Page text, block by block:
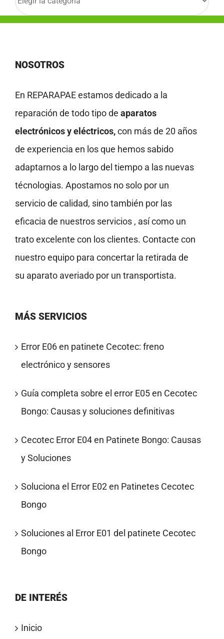
NOSOTROS
En REPARAPAE estamos dedicado a la
reparación de todo tipo de aparatos
electrónicos y eléctricos,con más de 20 años
de experiencia en los que hemos sabido
adaptarnos a lo largo del tiempo a las nuevas
técnologias. Apostamos no solo por un
servicio de calidad, sino también por las
eficacia de nuestros servicios , así como un
trato excelente con los clientes. Contacte con
nuestro equipo para concertar la retirada de
su aparato averiado por un transportista.
MÁS SERVICIOS
Error E06 en patinete Cecotec: freno
electrónico y sensores
Guía completa sobre el error E05 en Cecotec
Bongo: Causas y soluciones definitivas
Cecotec Error E04 en Patinete Bongo: Causas
y Soluciones
Soluciona el Error E02 en Patinetes Cecotec
Bongo
Soluciones al Error E01 del patinete Cecotec
Bongo
DE INTERÉS
Inicio